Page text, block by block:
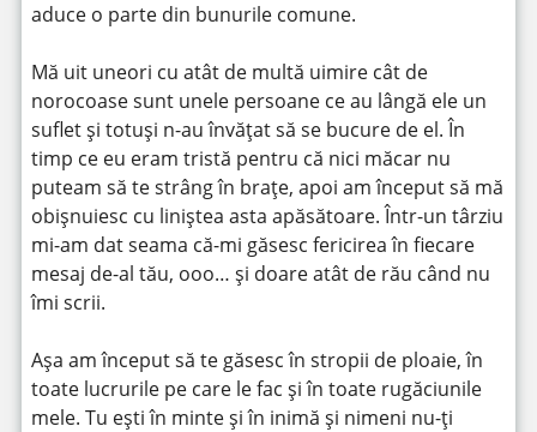
aduce o parte din bunurile comune.
Mă uit uneori cu atât de multă uimire cât de
norocoase sunt unele persoane ce au lângă ele un
suflet și totuși n-au învățat să se bucure de el. În
timp ce eu eram tristă pentru că nici măcar nu
puteam să te strâng în brațe, apoi am început să mă
obișnuiesc cu liniștea asta apăsătoare. Într-un târziu
mi-am dat seama că-mi găsesc fericirea în fiecare
mesaj de-al tău, ooo… și doare atât de rău când nu
îmi scrii.
Așa am început să te găsesc în stropii de ploaie, în
toate lucrurile pe care le fac și în toate rugăciunile
mele. Tu ești în minte și în inimă și nimeni nu-ți